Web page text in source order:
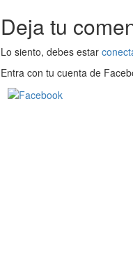
Deja tu
Lo siento, debes estar
Entra con tu cuenta de